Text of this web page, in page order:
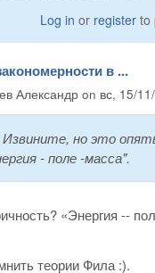
Log in or register to
в ...
Александр on вс, 15/
Извините, но это
- поле -масса".
«Энергия --
теории Фила :).